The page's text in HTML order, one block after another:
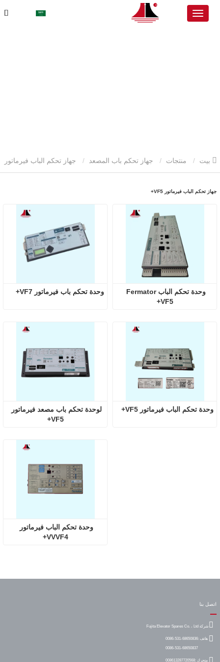
منتجات جهاز تحكم باب المصعد جهاز تحكم الباب فيرماتور
جهاز تحكم الباب فيرماتور VF5+
وحدة تحكم باب فيرماتور VF7+
VF5+
VF5+
وحدة تحكم الباب فيرماتور VF5+
VVVF4+
اتصل بنا
شركة Fujita Elevator Spares Co. ، Ltd
هاتف :0086-531-68650836
0086-531-68650837
متحرك :008613287720568